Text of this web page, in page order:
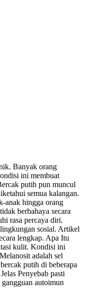
Banyak orang
ini membuat
putih pun muncul
semua kalangan.
anak hingga orang
berbahaya secara
rasa percaya diri.
sosial. Artikel
lengkap. Apa Itu
kulit. Kondisi ini
adalah sel
putih di beberapa
Penyebab pasti
autoimun